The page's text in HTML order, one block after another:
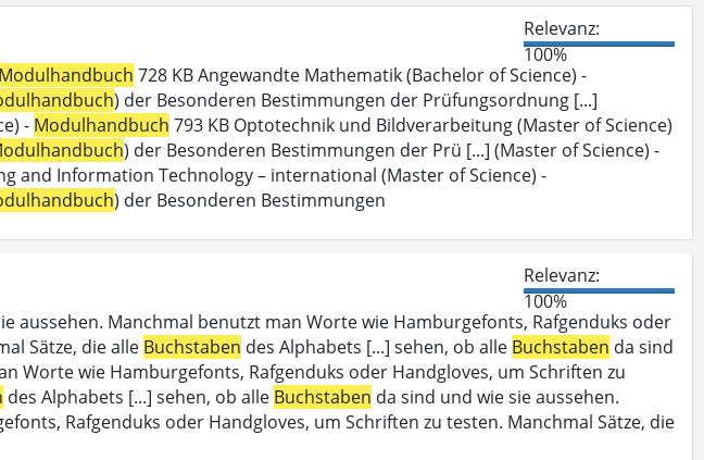
Relevanz:
100%
Modulhandbuch 728 KB Angewandte Mathematik (Bachelor of Science) -
) der Besonderen Bestimmungen der Prüfungsordnung [...]
- Modulhandbuch 793 KB Optotechnik und Bildverarbeitung (Master of Science)
) der Besonderen Bestimmungen der Prü [...] (Master of Science) -
and Information Technology – international (Master of Science) -
) der Besonderen Bestimmungen
Relevanz:
100%
aussehen. Manchmal benutzt man Worte wie Hamburgefonts, Rafgenduks oder
Sätze, die alle Buchstaben des Alphabets [...] sehen, ob alle Buchstaben da sind
Worte wie Hamburgefonts, Rafgenduks oder Handgloves, um Schriften zu
des Alphabets [...] sehen, ob alle Buchstaben da sind und wie sie aussehen.
Rafgenduks oder Handgloves, um Schriften zu testen. Manchmal Sätze, die